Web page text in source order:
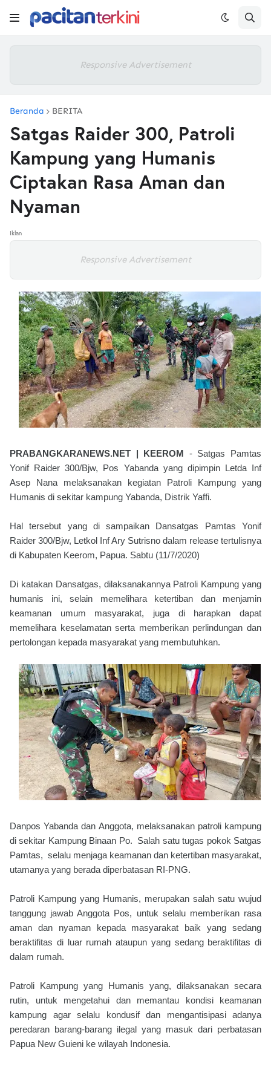
Responsive Advertisement
Beranda BERITA
Satgas Raider 300, Patroli
Kampung yang Humanis
Ciptakan Rasa Aman dan
Nyaman
Iklan
Responsive Advertisement
PRABANGKARANEWS.NET | KEEROM - Satgas Pamtas
Yonif Raider 300/Bjw, Pos Yabanda yang dipimpin Letda Inf
Asep Nana melaksanakan kegiatan Patroli Kampung yang
Humanis di sekitar kampung Yabanda, Distrik Yaffi.
Hal tersebut yang di sampaikan Dansatgas Pamtas Yonif
Raider 300/Bjw, Letkol Inf Ary Sutrisno dalam release tertulisnya
di Kabupaten Keerom, Papua. Sabtu (11/7/2020)
Di katakan Dansatgas, dilaksanakannya Patroli Kampung yang
humanis ini, selain memelihara ketertiban dan menjamin
keamanan umum masyarakat, juga di harapkan dapat
memelihara keselamatan serta memberikan perlindungan dan
pertolongan kepada masyarakat yang membutuhkan.
Danpos Yabanda dan Anggota, melaksanakan patroli kampung
di sekitar Kampung Binaan Po. Salah satu tugas pokok Satgas
Pamtas, selalu menjaga keamanan dan ketertiban masyarakat,
utamanya yang berada diperbatasan RI-PNG.
Patroli Kampung yang Humanis, merupakan salah satu wujud
tanggung jawab Anggota Pos, untuk selalu memberikan rasa
aman dan nyaman kepada masyarakat baik yang sedang
beraktifitas di luar rumah ataupun yang sedang beraktifitas di
dalam rumah.
Patroli Kampung yang Humanis yang, dilaksanakan secara
rutin, untuk mengetahui dan memantau kondisi keamanan
kampung agar selalu kondusif dan mengantisipasi adanya
peredaran barang-barang ilegal yang masuk dari perbatasan
Papua New Guieni ke wilayah Indonesia.